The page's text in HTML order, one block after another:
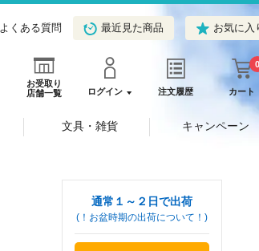
よくある質問 最近見た商品 お気に入
お受取り
店舗一覧
ログイン 注文履歴 カート
0
文具・雑貨 キャンペーン
通常１～２日で出荷
(！お盆時期の出荷について！)